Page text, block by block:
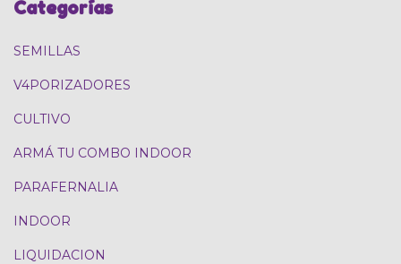
Categorías
SEMILLAS
V4PORIZADORES
CULTIVO
ARMÁ TU COMBO INDOOR
PARAFERNALIA
INDOOR
LIQUIDACION